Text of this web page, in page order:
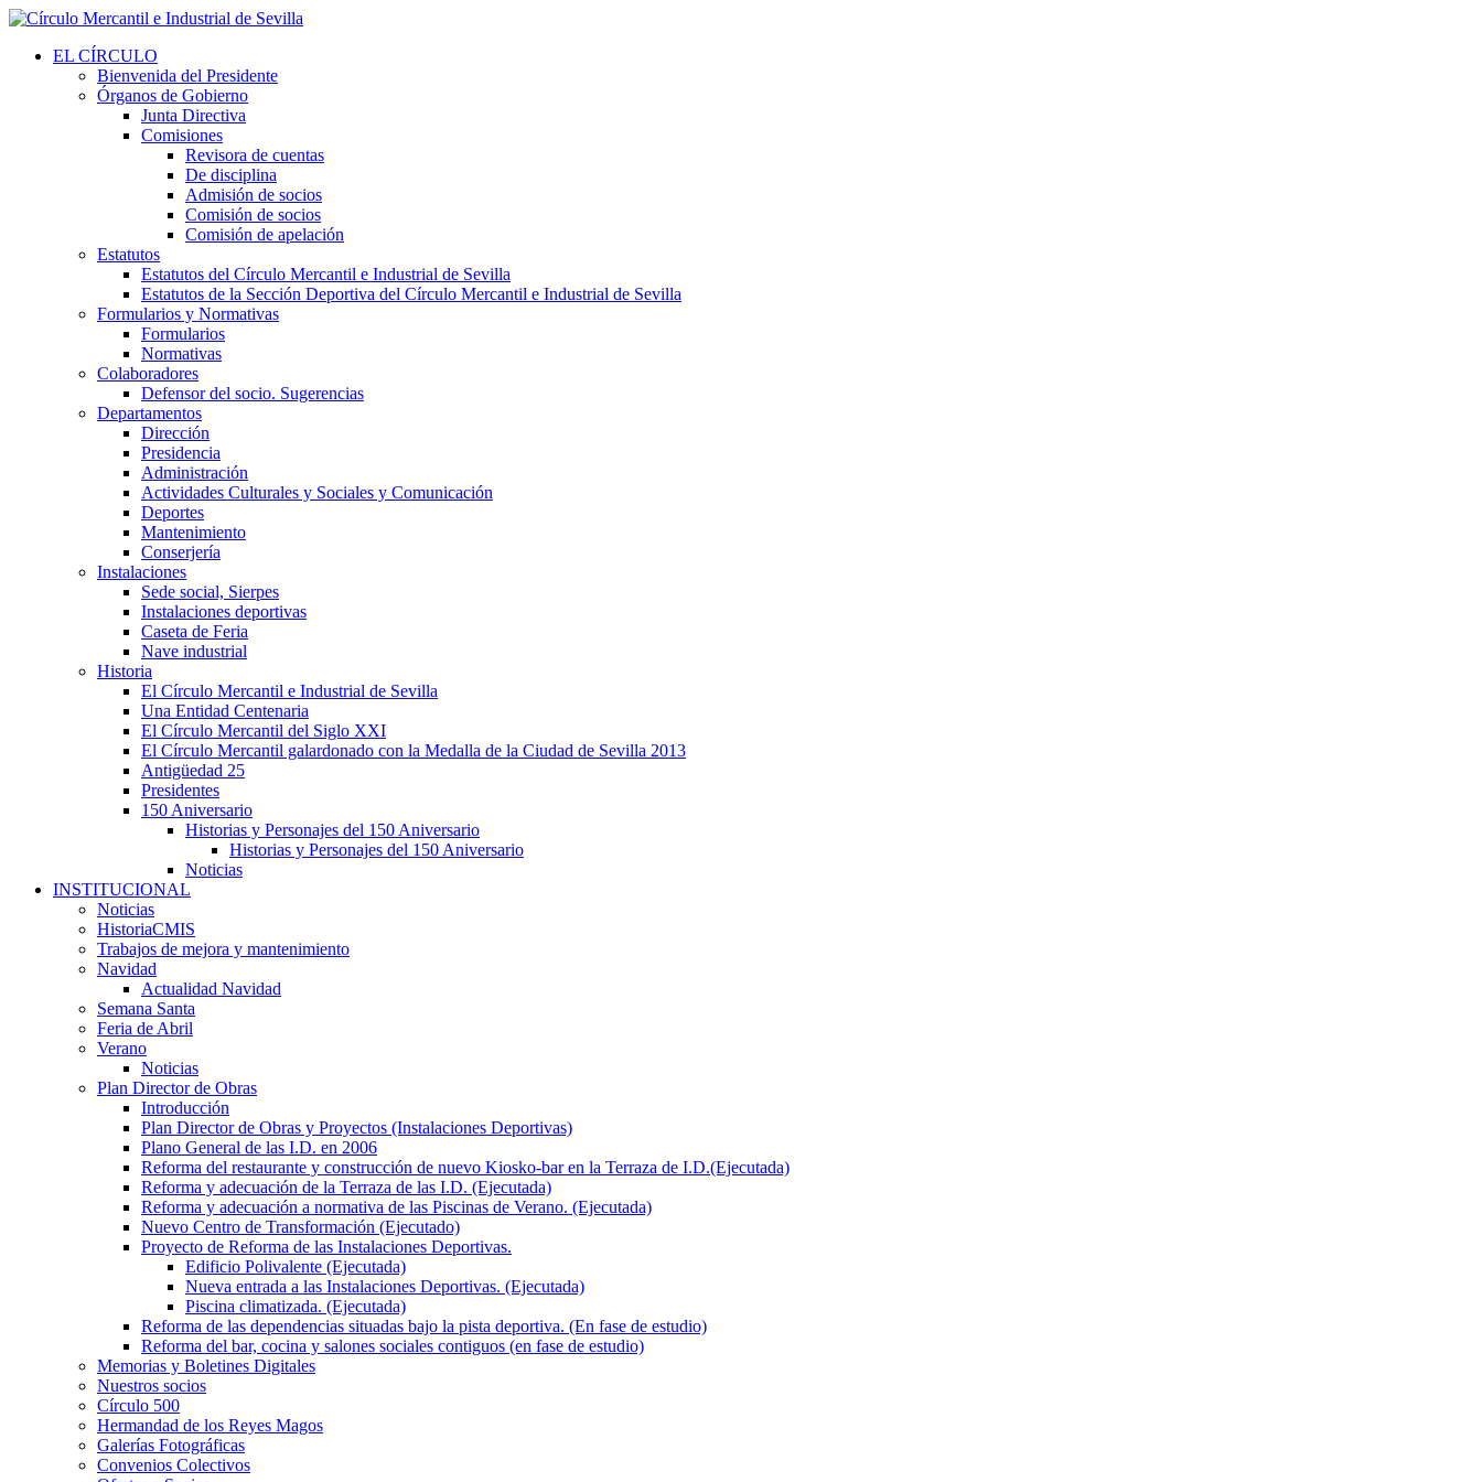
EL CÍRCULO
Bienvenida del Presidente
Órganos de Gobierno
Junta Directiva
Comisiones
Revisora de cuentas
De disciplina
Admisión de socios
Comisión de socios
Comisión de apelación
Estatutos
Estatutos del Círculo Mercantil e Industrial de Sevilla
Estatutos de la Sección Deportiva del Círculo Mercantil e Industrial de Sevilla
Formularios y Normativas
Formularios
Normativas
Colaboradores
Defensor del socio. Sugerencias
Departamentos
Dirección
Presidencia
Administración
Actividades Culturales y Sociales y Comunicación
Deportes
Mantenimiento
Conserjería
Instalaciones
Sede social, Sierpes
Instalaciones deportivas
Caseta de Feria
Nave industrial
Historia
El Círculo Mercantil e Industrial de Sevilla
Una Entidad Centenaria
El Círculo Mercantil del Siglo XXI
El Círculo Mercantil galardonado con la Medalla de la Ciudad de Sevilla 2013
Antigüedad 25
Presidentes
150 Aniversario
Historias y Personajes del 150 Aniversario
Historias y Personajes del 150 Aniversario
Noticias
INSTITUCIONAL
Noticias
HistoriaCMIS
Trabajos de mejora y mantenimiento
Navidad
Actualidad Navidad
Semana Santa
Feria de Abril
Verano
Noticias
Plan Director de Obras
Introducción
Plan Director de Obras y Proyectos (Instalaciones Deportivas)
Plano General de las I.D. en 2006
Reforma del restaurante y construcción de nuevo Kiosko-bar en la Terraza de I.D.(Ejecutada)
Reforma y adecuación de la Terraza de las I.D. (Ejecutada)
Reforma y adecuación a normativa de las Piscinas de Verano. (Ejecutada)
Nuevo Centro de Transformación (Ejecutado)
Proyecto de Reforma de las Instalaciones Deportivas.
Edificio Polivalente (Ejecutada)
Nueva entrada a las Instalaciones Deportivas. (Ejecutada)
Piscina climatizada. (Ejecutada)
Reforma de las dependencias situadas bajo la pista deportiva. (En fase de estudio)
Reforma del bar, cocina y salones sociales contiguos (en fase de estudio)
Memorias y Boletines Digitales
Nuestros socios
Círculo 500
Hermandad de los Reyes Magos
Galerías Fotográficas
Convenios Colectivos